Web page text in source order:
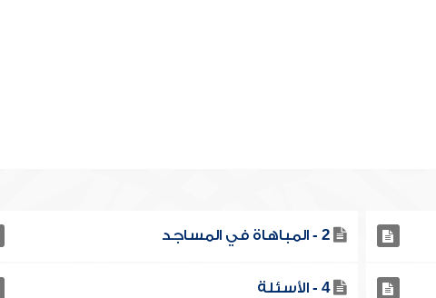
2 - المباهاة في المساجد
4 - الأسئلة